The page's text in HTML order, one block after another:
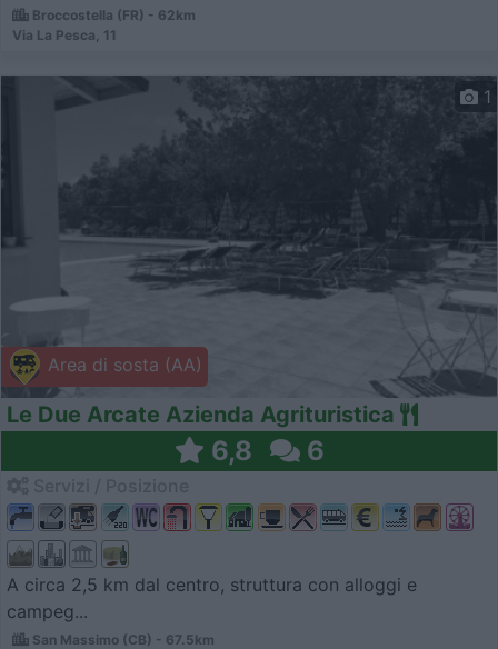
Broccostella (FR) - 62km
Via La Pesca, 11
Area di sosta (AA)
1
Le Due Arcate Azienda Agrituristica
6,8 6
A circa 2,5 km dal centro, struttura con alloggi e
campeg...
San Massimo (CB) - 67.5km